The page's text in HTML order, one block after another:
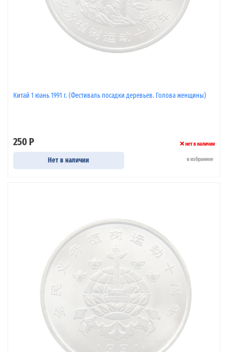
Китай 1 юань 1991 г. (Фестиваль посадки деревьев. Голова женщины)
250 Р нет в наличии
Нет в наличии в избранное